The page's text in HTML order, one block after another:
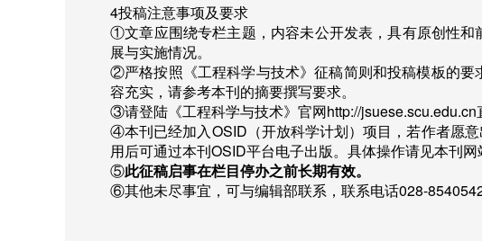
4投稿注意事项及要求
①文章应围绕专栏主题，内容未公开发表，具有原创性
展与实施情况。
②严格按照《工程科学与技术》征稿简则和投稿模板的要
容充实，请参考本刊的摘要撰写要求。
③请登陆《工程科学与技术》官网http://jsuese.scu.edu.cn
④本刊已经加入OSID （开放科学计划）项目，若作者愿
用后可通过本刊OSID平台电子出版。具体操作请见本刊网
⑤此征稿启事在栏目停办之前长期有效。
⑥其他未尽事宜，可与编辑部联系，联系电话028-